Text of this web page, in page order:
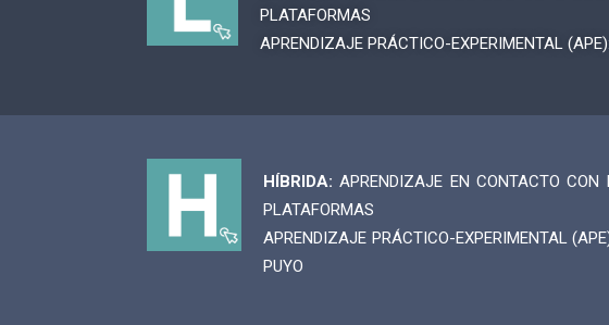
PLATAFORMAS
APRENDIZAJE PRÁCTICO-EXPERIMENTAL
HÍBRIDA: APRENDIZAJE EN CONTACTO
PLATAFORMAS
APRENDIZAJE PRÁCTICO-EXPERIMENTAL
PUYO